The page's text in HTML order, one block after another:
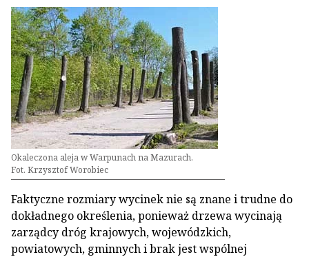
Okaleczona aleja w Warpunach na Mazurach.
Fot. Krzysztof Worobiec
Faktyczne rozmiary wycinek nie są znane i trudne do
dokładnego określenia, ponieważ drzewa wycinają
zarządcy dróg krajowych, wojewódzkich,
powiatowych, gminnych i brak jest wspólnej